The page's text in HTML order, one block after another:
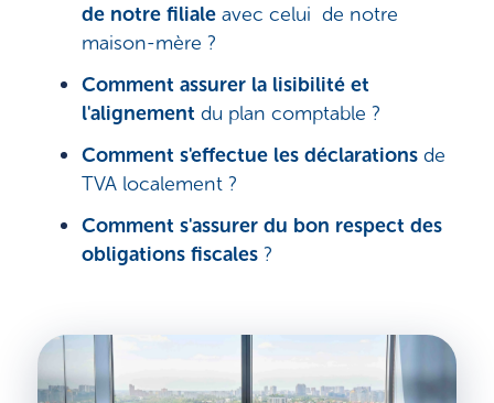
de notre filialeavec celui de notre
maison-mère ?
Comment assurer la lisibilité et
l'alignement du plan comptable ?
Comment s'effectue les déclarationsde
TVA localement ?
Comment s'assurer du bon respect des
obligations fiscales?